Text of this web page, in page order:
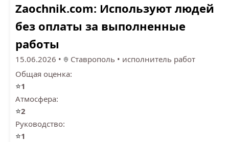
Zaochnik.com: Используют людей
без оплаты за выполненные
работы
15.06.2026 • Ставрополь • исполнитель работ
Общая оценка:
⭐1
Атмосфера:
⭐2
Руководство:
⭐1